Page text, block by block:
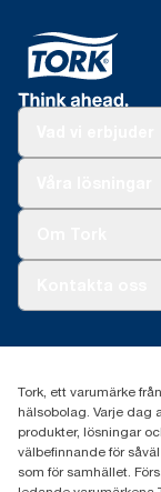
031-746 17
Tork, ett varumärke
hälsobolag. Varje dag
produkter, lösningar
välbefinnande för
som för samhället.